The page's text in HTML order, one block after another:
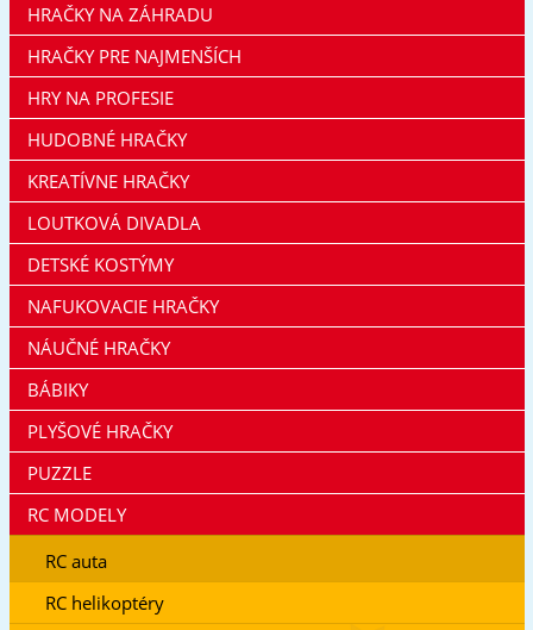
HRAČKY NA ZÁHRADU
HRAČKY PRE NAJMENŠÍCH
HRY NA PROFESIE
HUDOBNÉ HRAČKY
KREATÍVNE HRAČKY
LOUTKOVÁ DIVADLA
DETSKÉ KOSTÝMY
NAFUKOVACIE HRAČKY
NÁUČNÉ HRAČKY
BÁBIKY
PLYŠOVÉ HRAČKY
PUZZLE
RC MODELY
RC auta
RC helikoptéry